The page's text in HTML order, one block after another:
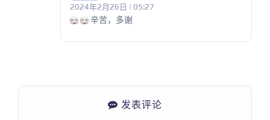
2024年2月26日 | 05:27
辛苦，多谢
发表评论